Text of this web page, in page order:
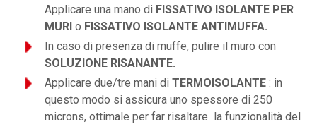
Applicare una mano di FISSATIVO ISOLANTE PER
MURI o FISSATIVO ISOLANTE ANTIMUFFA.
In caso di presenza di muffe, pulire il muro con
SOLUZIONE RISANANTE.
Applicare due/tre mani di TERMOISOLANTE : in
questo modo si assicura uno spessore di 250
microns, ottimale per far risaltare la funzionalità del